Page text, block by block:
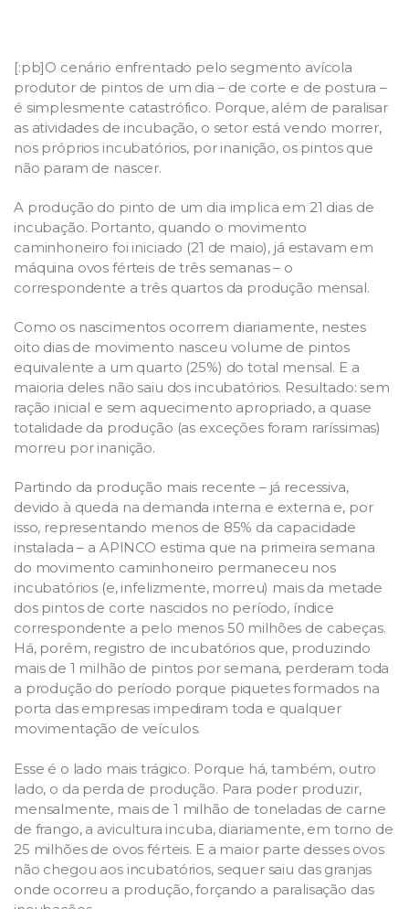
[:pb]O cenário enfrentado pelo segmento avícola
produtor de pintos de um dia – de corte e de postura –
é simplesmente catastrófico. Porque, além de paralisar
as atividades de incubação, o setor está vendo morrer,
nos próprios incubatórios, por inanição, os pintos que
não param de nascer.
A produção do pinto de um dia implica em 21 dias de
incubação. Portanto, quando o movimento
caminhoneiro foi iniciado (21 de maio), já estavam em
máquina ovos férteis de três semanas – o
correspondente a três quartos da produção mensal.
Como os nascimentos ocorrem diariamente, nestes
oito dias de movimento nasceu volume de pintos
equivalente a um quarto (25%) do total mensal. E a
maioria deles não saiu dos incubatórios. Resultado: sem
ração inicial e sem aquecimento apropriado, a quase
totalidade da produção (as exceções foram raríssimas)
morreu por inanição.
Partindo da produção mais recente – já recessiva,
devido à queda na demanda interna e externa e, por
isso, representando menos de 85% da capacidade
instalada – a APINCO estima que na primeira semana
do movimento caminhoneiro permaneceu nos
incubatórios (e, infelizmente, morreu) mais da metade
dos pintos de corte nascidos no período, índice
correspondente a pelo menos 50 milhões de cabeças.
Há, porém, registro de incubatórios que, produzindo
mais de 1 milhão de pintos por semana, perderam toda
a produção do período porque piquetes formados na
porta das empresas impediram toda e qualquer
movimentação de veículos.
Esse é o lado mais trágico. Porque há, também, outro
lado, o da perda de produção. Para poder produzir,
mensalmente, mais de 1 milhão de toneladas de carne
de frango, a avicultura incuba, diariamente, em torno de
25 milhões de ovos férteis. E a maior parte desses ovos
não chegou aos incubatórios, sequer saiu das granjas
onde ocorreu a produção, forçando a paralisação das